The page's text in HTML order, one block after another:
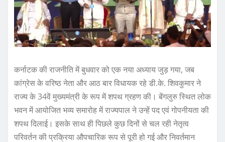
कर्नाटक की राजनीति में बुधवार को एक नया अध्याय जुड़ गया, जब
कांग्रेस के वरिष्ठ नेता और आठ बार विधायक रहे डी.के. शिवकुमार ने
राज्य के 34वें मुख्यमंत्री के रूप में शपथ ग्रहण की। बेंगलुरु स्थित लोक
भवन में आयोजित भव्य समारोह में राज्यपाल ने उन्हें पद एवं गोपनीयता की
शपथ दिलाई। इसके साथ ही पिछले कुछ दिनों से चल रही नेतृत्व
परिवर्तन की प्रक्रिया औपचारिक रूप से पूरी हो गई और निवर्तमान